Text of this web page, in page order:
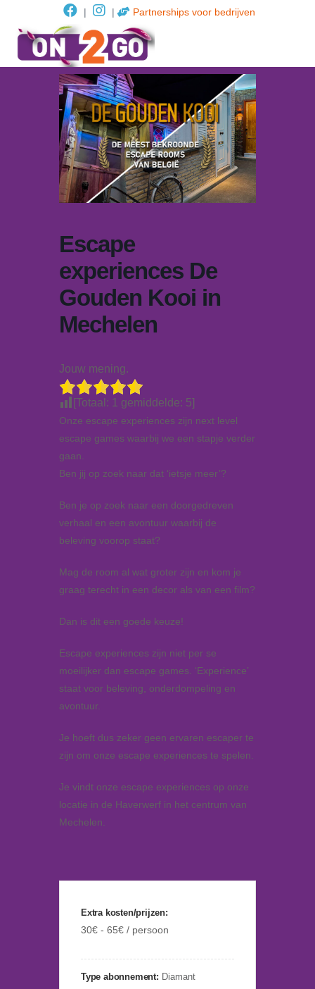
| | Partnerships voor bedrijven
Escape
experiences De
Gouden Kooi in
Mechelen
Jouw mening.
[Totaal: 1 gemiddelde: 5]
Onze escape experiences zijn next level
escape games waarbij we een stapje verder
gaan.
Ben jij op zoek naar dat ‘ietsje meer’?
Ben je op zoek naar een doorgedreven
verhaal en een avontuur waarbij de
beleving voorop staat?
Mag de room al wat groter zijn en kom je
graag terecht in een decor als van een film?
Dan is dit een goede keuze!
Escape experiences zijn niet per se
moeilijker dan escape games. ‘Experience’
staat voor beleving, onderdompeling en
avontuur.
Je hoeft dus zeker geen ervaren escaper te
zijn om onze escape experiences te spelen.
Je vindt onze escape experiences op onze
locatie in de Haverwerf in het centrum van
Mechelen.
Extra kosten/prijzen:
30€ - 65€ / persoon
Type abonnement: Diamant